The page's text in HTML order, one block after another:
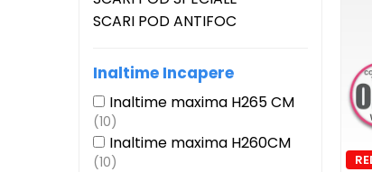
Ferestre Mansarda DEPOSKY
Ferestre Mansarda DAKEA
Accesorii Ferestre
USI VIZITARE TERMOIZOLATOARE
SCARI POD ANTIFOC
Inaltime Incapere
Inaltime maxima H265 CM
(10)
Inaltime maxima H260CM
(10)